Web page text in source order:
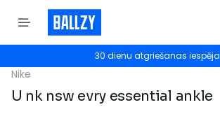
30 dienu atgriešanas iespēja
Nike
U nk nsw evry essential ankle